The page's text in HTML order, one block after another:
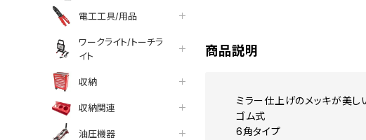
電工工具/用品
ワークライト/トーチラ
イト
収納
収納関連
油圧機器
商品説明
ミラー仕上げのメッキが美し
ゴム式
6角タイプ